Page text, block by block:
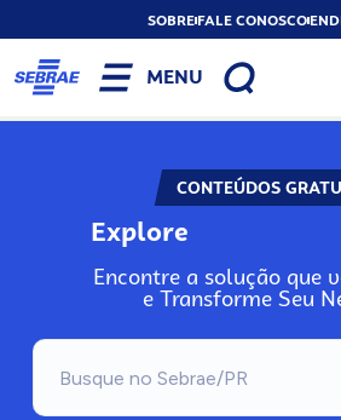
SOBREFALE CONOSCO
MENU
CONTEÚDOS
Explore
Encontre a solução que
e Transforme Seu